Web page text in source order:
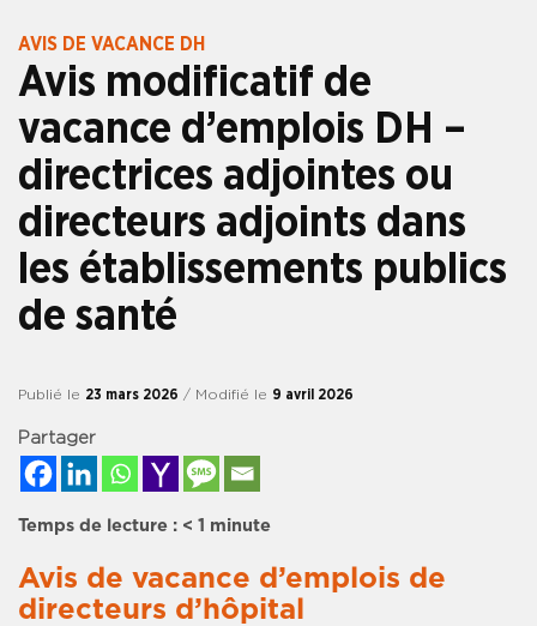
AVIS DE VACANCE DH
Avis modificatif de
vacance d’emplois DH –
directrices adjointes ou
directeurs adjoints dans
les établissements publics
de santé
Publié le 23 mars 2026 / Modifié le 9 avril 2026
Partager
Temps de lecture : < 1 minute
Avis de vacance d’emplois de
directeurs d’hôpital